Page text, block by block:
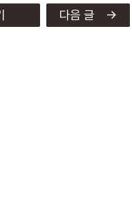
다음 글 →